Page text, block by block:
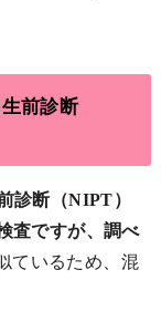
前診断
診断（NIPT）
査ですが、調べ
ているため、混